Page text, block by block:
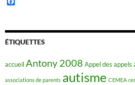
b
o
o
ÉTIQUETTES
accueilAntony 2008 Appel des appels
associations de parents autisme CEMEA